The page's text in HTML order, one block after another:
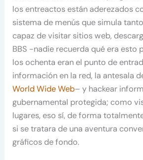
los entreactos están aderezados
sistema de menús que simula
capaz de visitar sitios web,
BBS -nadie recuerda qué era esto
los ochenta eran el punto de
información en la red, la antesala
World Wide Web– y hackear
gubernamental protegida; como
lugares, eso sí, de forma
si se tratara de una aventura
gráficos de fondo.